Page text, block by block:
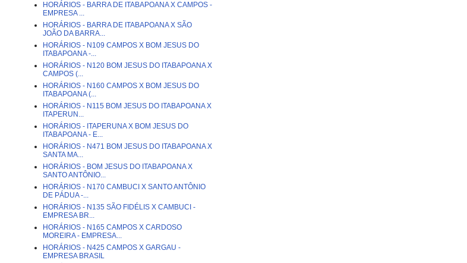
HORÁRIOS - BARRA DE ITABAPOANA X CAMPOS -
EMPRESA ...
HORÁRIOS - BARRA DE ITABAPOANA X SÃO
JOÃO DA BARRA...
HORÁRIOS - N109 CAMPOS X BOM JESUS DO
ITABAPOANA -...
HORÁRIOS - N120 BOM JESUS DO ITABAPOANA X
CAMPOS (...
HORÁRIOS - N160 CAMPOS X BOM JESUS DO
ITABAPOANA (...
HORÁRIOS - N115 BOM JESUS DO ITABAPOANA X
ITAPERUN...
HORÁRIOS - ITAPERUNA X BOM JESUS DO
ITABAPOANA - E...
HORÁRIOS - N471 BOM JESUS DO ITABAPOANA X
SANTA MA...
HORÁRIOS - BOM JESUS DO ITABAPOANA X
SANTO ANTÔNIO...
HORÁRIOS - N170 CAMBUCI X SANTO ANTÔNIO
DE PÁDUA -...
HORÁRIOS - N135 SÃO FIDÉLIS X CAMBUCI -
EMPRESA BR...
HORÁRIOS - N165 CAMPOS X CARDOSO
MOREIRA - EMPRESA...
HORÁRIOS - N425 CAMPOS X GARGAU -
EMPRESA BRASIL